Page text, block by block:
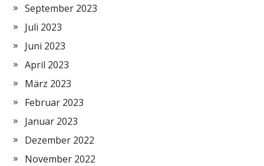
September 2023
Juli 2023
Juni 2023
April 2023
März 2023
Februar 2023
Januar 2023
Dezember 2022
November 2022